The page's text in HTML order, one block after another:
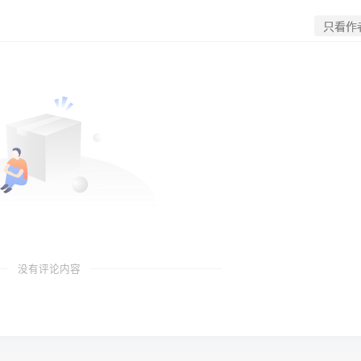
只看作
没有评论内容